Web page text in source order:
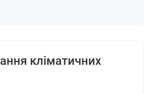
кліматичних